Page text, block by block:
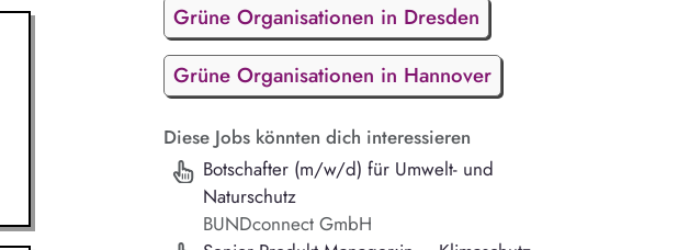
Grüne Organisationen in Dresden
Grüne Organisationen in Hannover
Diese Jobs könnten dich interessieren
Botschafter (m/w/d) für Umwelt- und
Naturschutz
BUNDconnect GmbH